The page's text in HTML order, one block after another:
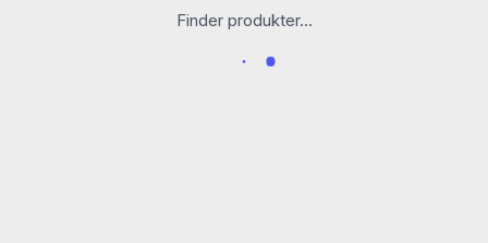
Finder produkter...